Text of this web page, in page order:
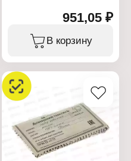
Тип товара: Простыня
Крепление: на резинке
Размер: 140х200 см
Высота бортика: 25 см
Состав ткани: 100%
хлопок
Дизайн: с рисунком
Плотность ткани: 105 г/
951,05 ₽
В корзину